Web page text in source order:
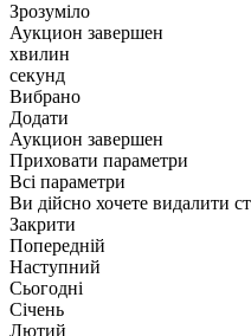
Зрозуміло
Аукцион завершен
хвилин
секунд
Вибрано
Додати
Аукцион завершен
Приховати параметри
Всі параметри
Ви дійсно хочете видалити
Закрити
Попередній
Наступний
Сьогодні
Січень
Лютий